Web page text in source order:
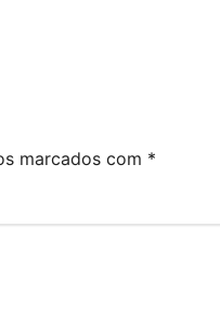
marcados com *